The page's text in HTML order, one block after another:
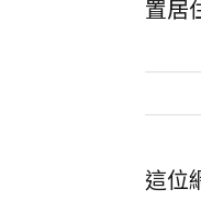
置居
這位